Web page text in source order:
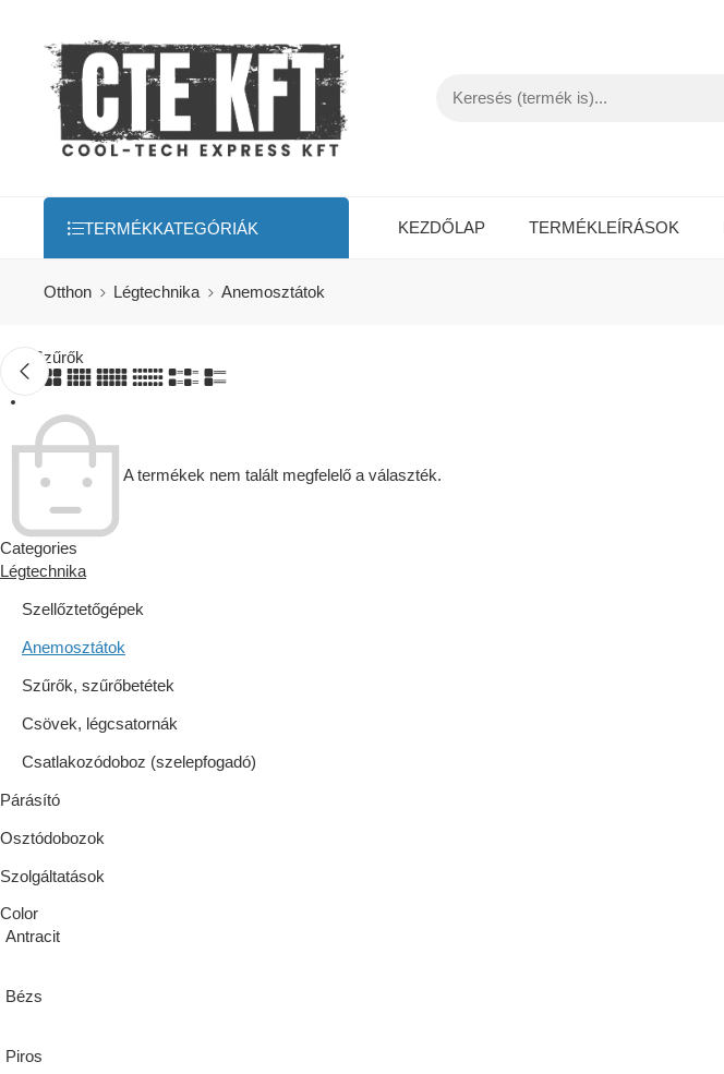
TERMÉKKATEGÓRIÁK KEZDŐLAP TERMÉKLEÍRÁSOK
Otthon Légtechnika Anemosztátok
Szűrők
A termékek nem talált megfelelő a választék.
Categories
Légtechnika
Szellőztetőgépek
Anemosztátok
Szűrők, szűrőbetétek
Csövek, légcsatornák
Csatlakozódoboz (szelepfogadó)
Párásító
Osztódobozok
Szolgáltatások
Color
Antracit
Bézs
Piros